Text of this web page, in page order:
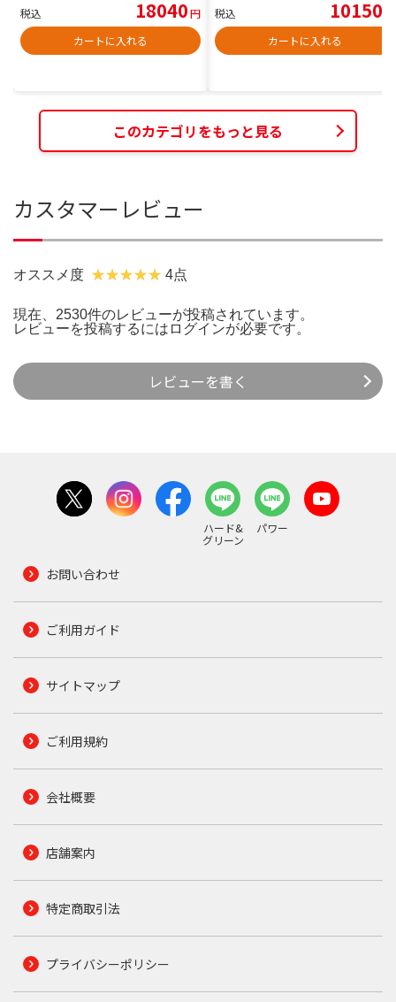
税込 18040円
カートに入れる
税込 10150
カートに入れる
このカテゴリをもっと見る
カスタマーレビュー
オススメ度 4点
現在、2530件のレビューが投稿されています。
レビューを投稿するには ログインが必要です。
レビューを書く
ハード&
グリーン
パワー
お問い合わせ
ご利用ガイド
サイトマップ
ご利用規約
会社概要
店舗案内
特定商取引法
プライバシーポリシー